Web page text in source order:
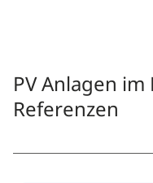
PV Anlagen
Referenzen